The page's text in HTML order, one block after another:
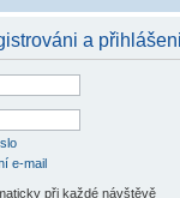
a
e-mail
při každé návštěvě